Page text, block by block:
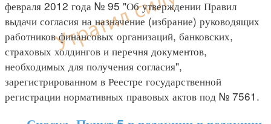
февраля 2012 года № 95 "Об утверждении Правил
выдачи согласия на назначение (избрание) руководящих
работников финансовых организаций, банковских,
страховых холдингов и перечня документов,
необходимых для получения согласия",
зарегистрированном в Реестре государственной
регистрации нормативных правовых актов под № 7561.